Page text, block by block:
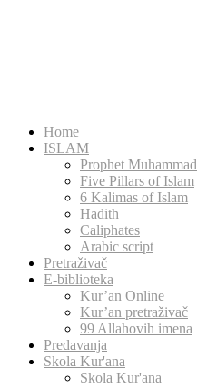
Home
ISLAM
Prophet Muhammad
Five Pillars of Islam
6 Kalimas of Islam
Hadith
Caliphates
Arabic script
Pretraživač
E-biblioteka
Kur’an Online
Kur’an pretraživač
99 Allahovih imena
Predavanja
Skola Kur'ana
Skola Kur'ana